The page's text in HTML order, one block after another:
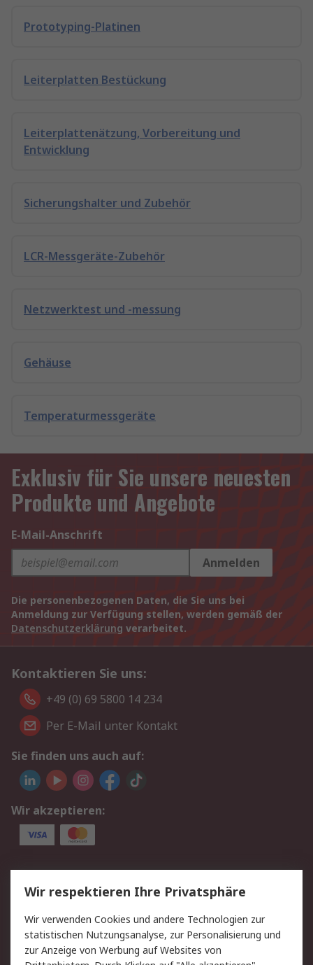
Prototyping-Platinen
Leiterplatten Bestückung
Leiterplattenätzung, Vorbereitung und
Entwicklung
Sicherungshalter und Zubehör
LCR-Messgeräte-Zubehör
Netzwerktest und -messung
Gehäuse
Temperaturmessgeräte
Exklusiv für Sie unsere neuesten
Produkte und Angebote
E-Mail-Anschrift
Anmelden
Die personenbezogenen Daten, die Sie uns bei
Anmeldung zur Verfügung stellen, werden gemäß der
Datenschutzerklärung verarbeitet.
Kontaktieren Sie uns:
+49 (0) 69 5800 14 234
Per E-Mail unter Kontakt
Sie finden uns auch auf:
Wir akzeptieren:
Service
Value Added Services
Lieferlösungen
Rücksendungen
Kontakt
Hilfe
Privatkunden
Wir respektieren Ihre Privatsphäre
Wir verwenden Cookies und andere Technologien zur
statistischen Nutzungsanalyse, zur Personalisierung und
zur Anzeige von Werbung auf Websites von